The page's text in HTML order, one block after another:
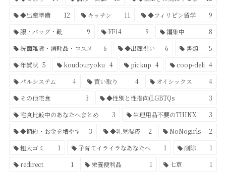
◆出産準備
12 キッチン 11 ◆フィリピン留学
9
服・バッグ・靴
9 FF14 9 編集中
8
洗面雑貨・消耗品・コスメ
6 ◆出産祝い 6 書類
5
年賀状 5 koudouryoku 4 pickup 4 coop-deli 4
パルシステム
4 買い取り 4 オイシックス
4
その他宅食
3 ◆性別と性指向(LGBTQs
3
宅食比較中のあなたへまとめ
3 生理用品不要のTHINX
3
◆節約・お金を増やす
3 ◆乳児湿疹 2 NoNogirls
2
粗大ゴミ
1 子育てイライラなあなたへ 1 削除
1
redirect
1 栄養便利品 1 七草 1